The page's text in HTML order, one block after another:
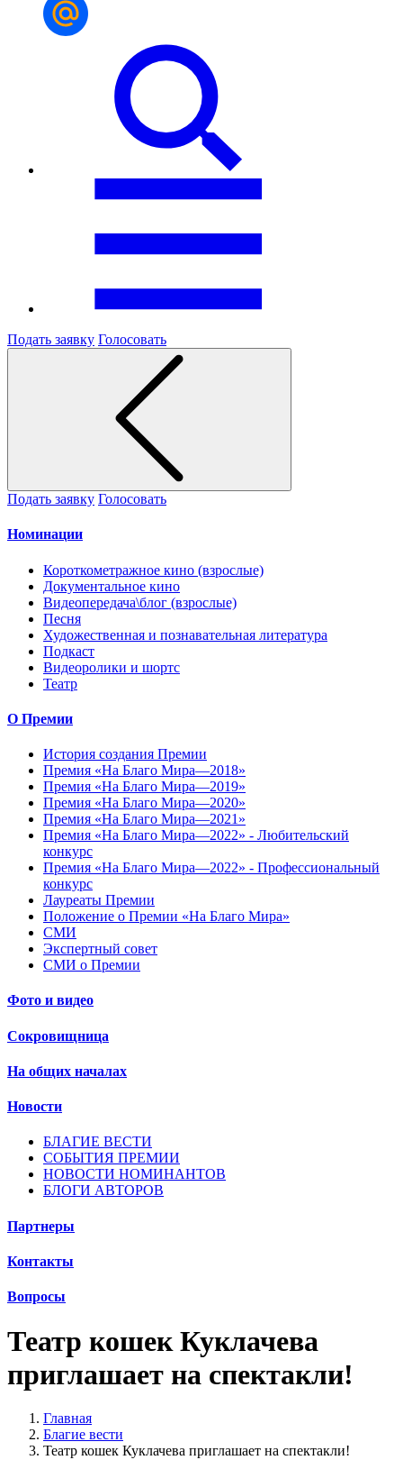
Подать заявку Голосовать
Подать заявку Голосовать
Номинации
Короткометражное кино (взрослые)
Документальное кино
Видеопередача\блог (взрослые)
Песня
Художественная и познавательная литература
Подкаст
Видеоролики и шортс
Театр
О Премии
История создания Премии
Премия «На Благо Мира—2018»
Премия «На Благо Мира—2019»
Премия «На Благо Мира—2020»
Премия «На Благо Мира—2021»
Премия «На Благо Мира—2022» - Любительский
конкурс
Премия «На Благо Мира—2022» - Профессиональный
конкурс
Лауреаты Премии
Положение о Премии «На Благо Мира»
СМИ
Экспертный совет
СМИ о Премии
Фото и видео
Сокровищница
На общих началах
Новости
БЛАГИЕ ВЕСТИ
СОБЫТИЯ ПРЕМИИ
НОВОСТИ НОМИНАНТОВ
БЛОГИ АВТОРОВ
Партнеры
Контакты
Вопросы
Театр кошек Куклачева
приглашает на спектакли!
Главная
Благие вести
Театр кошек Куклачева приглашает на спектакли!